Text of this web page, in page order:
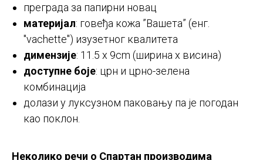
преграда за папирни новац
материјал: говеђа кожа ”Вашета” (енг.
"vachette") изузетног квалитета
димензије: 11.5 х 9cm (ширина х висина)
доступне боје: црн и црно-зелена
комбинација
долази у луксузном паковању па је погодан
као поклон.
Неколико речи о Спартан производима